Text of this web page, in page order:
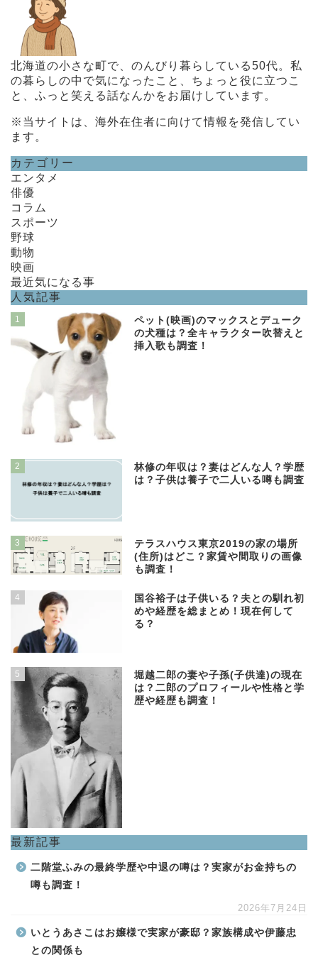
北海道の小さな町で、のんびり暮らしている50代。私
の暮らしの中で気になったこと、ちょっと役に立つこ
と、ふっと笑える話なんかをお届けしています。
※当サイトは、海外在住者に向けて情報を発信してい
ます。
カテゴリー
エンタメ
俳優
コラム
スポーツ
野球
動物
映画
最近気になる事
人気記事
1
ペット(映画)のマックスとデューク
の犬種は？全キャラクター吹替えと
挿入歌も調査！
2
林修の年収は？妻はどんな人？学歴
は？子供は養子で二人いる噂も調査
3
テラスハウス東京2019の家の場所
(住所)はどこ？家賃や間取りの画像
も調査！
4
国谷裕子は子供いる？夫との馴れ初
めや経歴を総まとめ！現在何して
る？
5
堀越二郎の妻や子孫(子供達)の現在
は？二郎のプロフィールや性格と学
歴や経歴も調査！
最新記事
二階堂ふみの最終学歴や中退の噂は？実家がお金持ちの
噂も調査！
2026年7月24日
いとうあさこはお嬢様で実家が豪邸？家族構成や伊藤忠
との関係も